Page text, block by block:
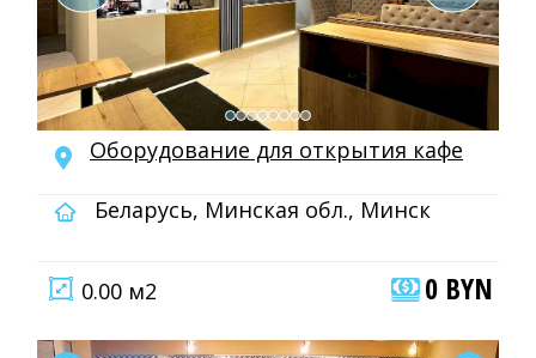
Оборудование для открытия кафе
Беларусь, Минская обл., Минск
0.00 м2 0 BYN